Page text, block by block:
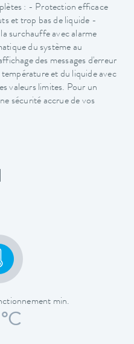
: - Protection efficace
et trop bas de liquide -
surchauffe avec alarme
du système au
des messages d'erreur
et du liquide avec
valeurs limites. Pour un
sécurité accrue de vos
min.